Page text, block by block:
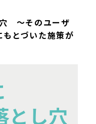
～そのユーザ
とづいた施策が